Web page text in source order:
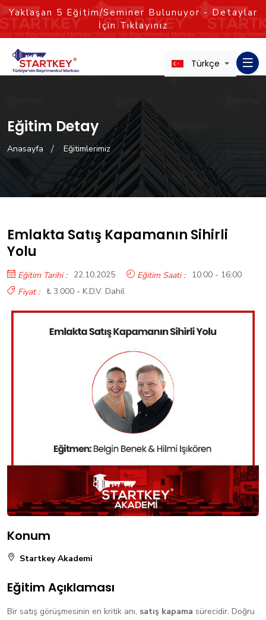
Yaklaşan 5 Eğitim/Seminer Bulunuyor - Detaylar
İçin Tıklayınız
Türkçe
Eğitim Detay
Anasayfa Eğitimlerimiz
Emlakta Satış Kapamanın Sihirli
Yolu
Eğitim Tarihi : 22.10.2025 Eğitim Saati : 10:00 - 16:00
Fiyat : ₺ 3.000 - K.D.V. Dahil
Konum
Startkey Akademi
Eğitim Açıklaması
Bir satış görüşmesinin en kritik anı, satış kapama sürecidir. Doğru